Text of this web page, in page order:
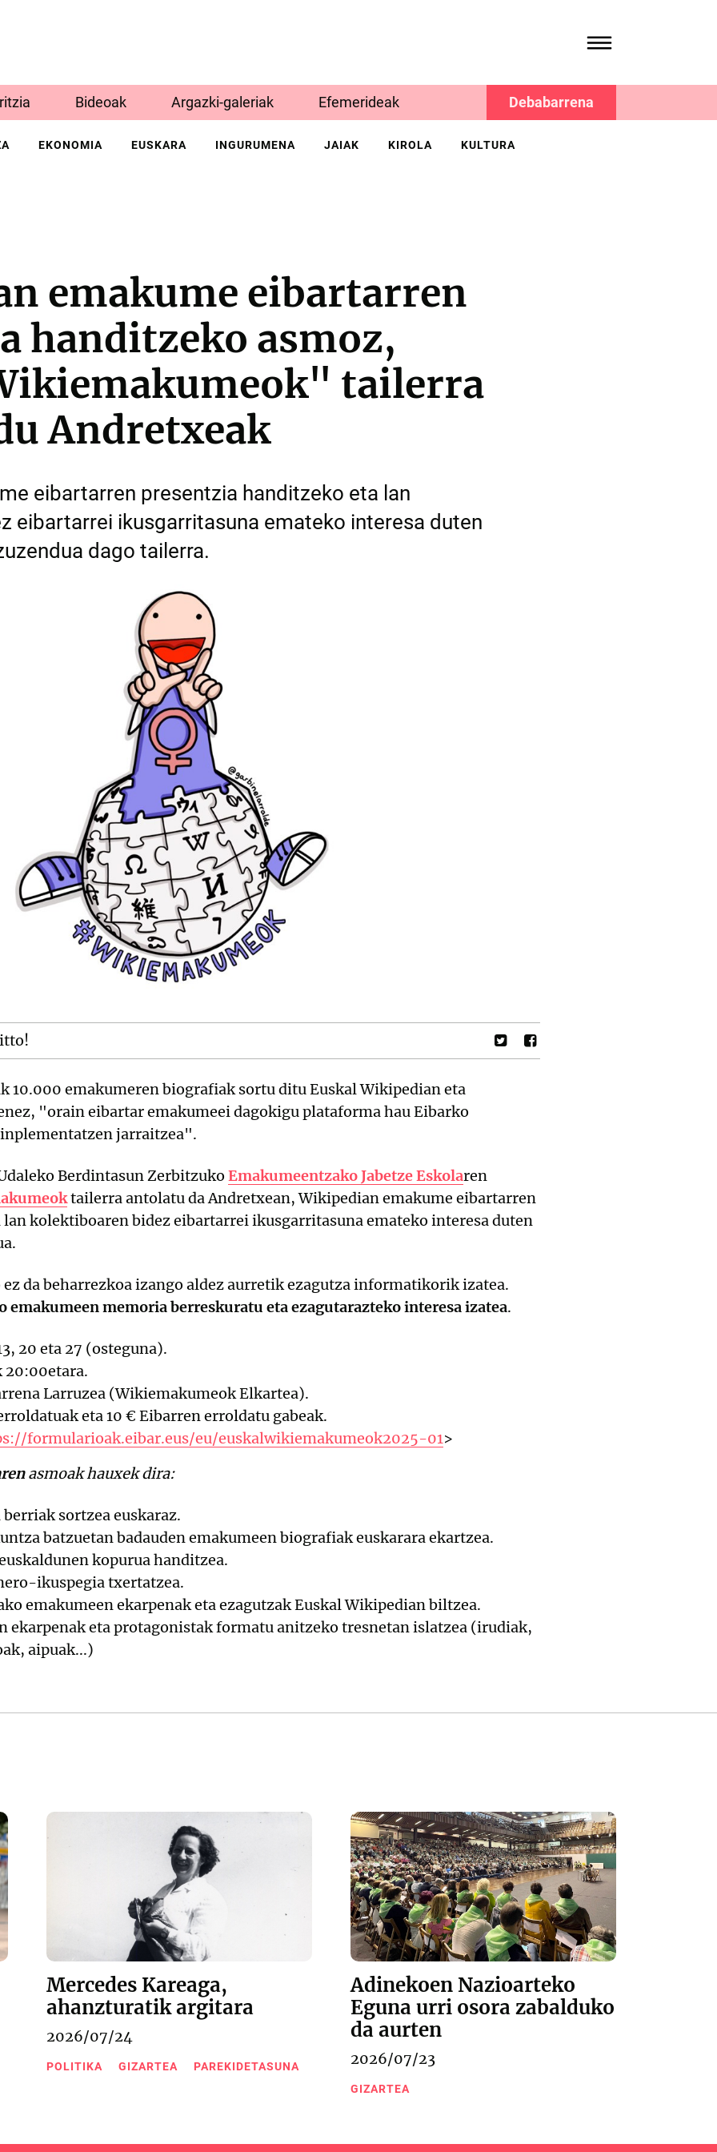
Bideoak Argazki-galeriak Efemerideak Debabarrena
EKONOMIA EUSKARA INGURUMENA JAIAK KIROLA KULTURA
emakume eibartarren
handitzeko asmoz,
tailerra
Andretxeak
eibartarren presentzia handitzeko eta lan
eibartarrei ikusgarritasuna emateko interesa duten
dago tailerra.
10.000 emakumeren biografiak sortu ditu Euskal Wikipedian eta
"orain eibartar emakumeei dagokigu plataforma hau Eibarko
jarraitzea".
Berdintasun Zerbitzuko Emakumeentzako Jabetze Eskolaren
tailerra antolatu da Andretxean, Wikipedian emakume eibartarren
kolektiboaren bidez eibartarrei ikusgarritasuna emateko interesa duten
da beharrezkoa izango aldez aurretik ezagutza informatikorik izatea.
emakumeen memoria berreskuratu eta ezagutarazteko interesa izatea.
20 eta 27 (osteguna).
20:00etara.
Larruzea (Wikiemakumeok Elkartea).
eta 10 € Eibarren erroldatu gabeak.
formularioak.eibar.eus/eu/euskalwikiemakumeok2025-01>
asmoak hauxek dira:
sortzea euskaraz.
batzuetan badauden emakumeen biografiak euskarara ekartzea.
kopurua handitzea.
ikuspegia txertatzea.
emakumeen ekarpenak eta ezagutzak Euskal Wikipedian biltzea.
ekarpenak eta protagonistak formatu anitzeko tresnetan islatzea (irudiak,
aipuak...)
Mercedes Kareaga,
ahanzturatik argitara
2026/07/24
POLITIKA GIZARTEA PAREKIDETASUNA
Adinekoen Nazioarteko
Eguna urri osora zabalduko
da aurten
2026/07/23
GIZARTEA